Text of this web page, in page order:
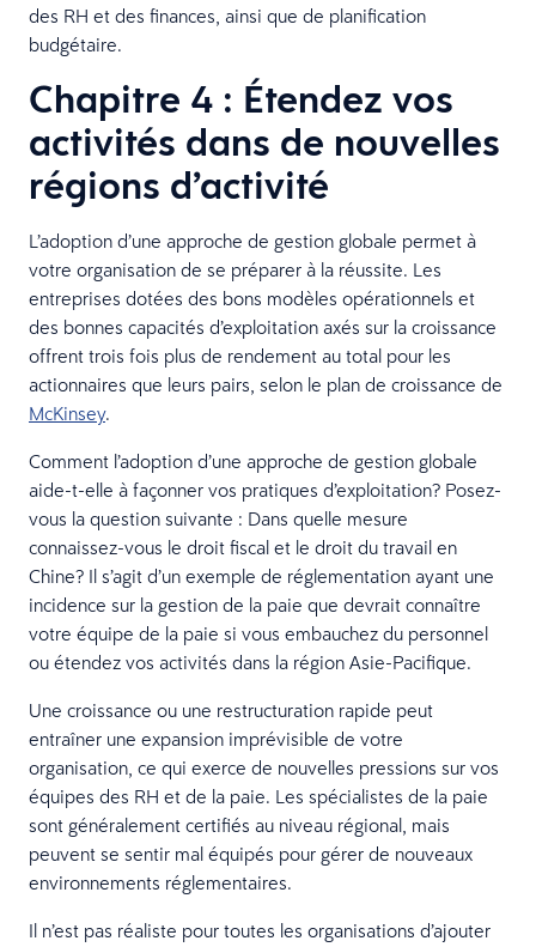
des RH et des finances, ainsi que de planification
budgétaire.
Chapitre 4 : Étendez vos
activités dans de nouvelles
régions d’activité
L’adoption d’une approche de gestion globale permet à
votre organisation de se préparer à la réussite. Les
entreprises dotées des bons modèles opérationnels et
des bonnes capacités d’exploitation axés sur la croissance
offrent trois fois plus de rendement au total pour les
actionnaires que leurs pairs, selon le plan de croissance de
McKinsey.
Comment l’adoption d’une approche de gestion globale
aide-t-elle à façonner vos pratiques d’exploitation? Posez-
vous la question suivante : Dans quelle mesure
connaissez-vous le droit fiscal et le droit du travail en
Chine? Il s’agit d’un exemple de réglementation ayant une
incidence sur la gestion de la paie que devrait connaître
votre équipe de la paie si vous embauchez du personnel
ou étendez vos activités dans la région Asie-Pacifique.
Une croissance ou une restructuration rapide peut
entraîner une expansion imprévisible de votre
organisation, ce qui exerce de nouvelles pressions sur vos
équipes des RH et de la paie. Les spécialistes de la paie
sont généralement certifiés au niveau régional, mais
peuvent se sentir mal équipés pour gérer de nouveaux
environnements réglementaires.
Il n’est pas réaliste pour toutes les organisations d’ajouter